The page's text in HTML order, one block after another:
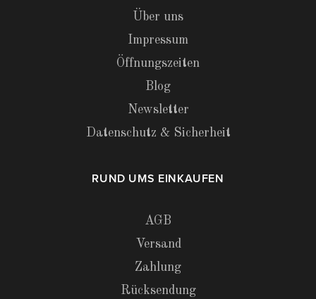
Über uns
Impressum
Öffnungszeiten
Blog
Newsletter
Datenschutz & Sicherheit
RUND UMS EINKAUFEN
AGB
Versand
Zahlung
Rücksendung